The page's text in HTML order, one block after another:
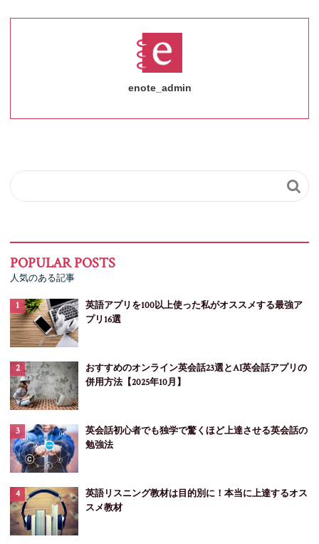
enote_admin

人気のある記事
英語アプリを100以上使った私がオススメする最強ア
プリ16選
おすすめのオンライン英会話23選とAI英会話アプリの
併用方法【2025年10月】
英会話初心者でも独学で驚くほど上達させる英会話の
勉強法
英語リスニング教材は目的別に！本当に上達するオス
スメ教材